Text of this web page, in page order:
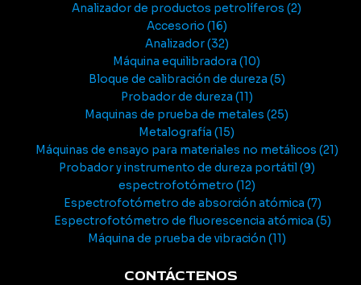
Analizador de productos petrolíferos 2
Accesorio 16
Analizador 32
Máquina equilibradora 10
Bloque de calibración de dureza 5
Probador de dureza 11
Maquinas de prueba de metales 25
Metalografía 15
Máquinas de ensayo para materiales no metálicos 21
Probador y instrumento de dureza portátil 9
espectrofotómetro 12
Espectrofotómetro de absorción atómica 7
Espectrofotómetro de fluorescencia atómica 5
Máquina de prueba de vibración 11
CONTÁCTENOS